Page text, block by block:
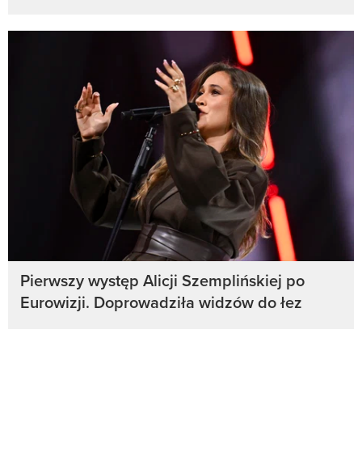
Pierwszy występ Alicji Szemplińskiej po
Eurowizji. Doprowadziła widzów do łez